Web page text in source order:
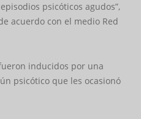
psicóticos agudos”,
acuerdo con el medio Red
inducidos por una
psicótico que les ocasionó